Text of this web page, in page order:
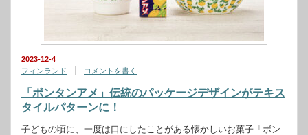
2023-12-4
フィンランド
コメントを書く
「ボンタンアメ」伝統のパッケージデザインがテキス
タイルパターンに！
子どもの頃に、一度は口にしたことがある懐かしいお菓子「ボン